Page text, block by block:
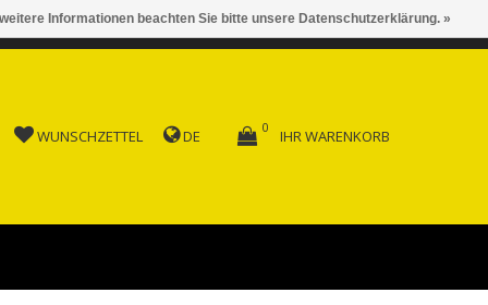
AB FR. 150.00
WUNSCHZETTEL DE IHR WARENKORB
0
Informationen beachten Sie bitte unsere Datenschutzerklärung. »